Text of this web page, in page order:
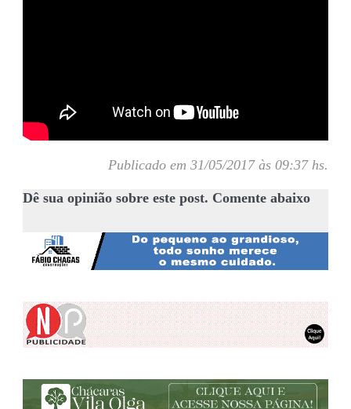
Publicado em 31/05/2017 às 09:37 hs.
Dê sua opinião sobre este post. Comente abaixo